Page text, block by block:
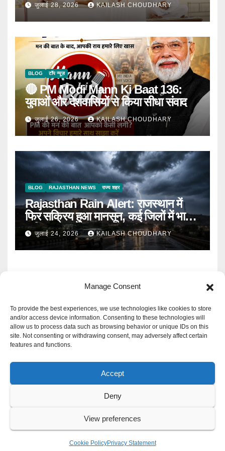
Manage Consent
To provide the best experiences, we use technologies like cookies to store
and/or access device information. Consenting to these technologies will
allow us to process data such as browsing behavior or unique IDs on this
site. Not consenting or withdrawing consent, may adversely affect certain
features and functions.
Accept
Deny
View preferences
Cookie PolicyPrivacy Statement
जुलाई 28, 2026 KAILASH CHOUDHARY
BLOG टॉप न्यूज़
🔴 PM Modi Mann Ki Baat 136:
युवाओं और देशवासियों से किया सीधा संवाद
जुलाई 26, 2026 KAILASH CHOUDHARY
BLOG RAJASTHAN NEWS राज्य शहर
Rajasthan Rain Alert: राजस्थान में
फिर सक्रिय हुआ मानसून, कई जिलों में भारी
बारिश का Alert
जुलाई 24, 2026 KAILASH CHOUDHARY
Mangal Media News
हर खबर पर नजर